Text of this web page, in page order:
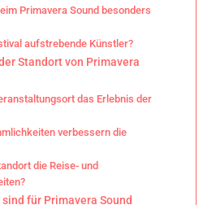
Primavera Sound besonders
aufstrebende Künstler?
Standort von Primavera
das Erlebnis der
verbessern die
die Reise- und
für Primavera Sound